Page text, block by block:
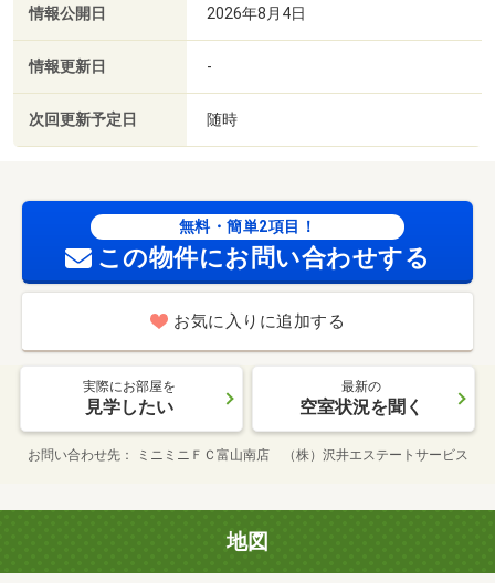
情報公開日 2026年8月4日
情報更新日 -
次回更新予定日 随時
無料・簡単2項目！
この物件にお問い合わせする
お気に入りに追加する
実際にお部屋を
見学したい
最新の
空室状況を聞く
お問い合わせ先 ミニミニＦＣ富山南店 （株）沢井エステートサービス
地図